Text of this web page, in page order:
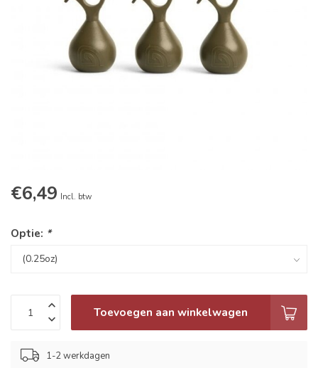
€6,49 Incl. btw
Optie: *
Toevoegen aan winkelwagen
1-2 werkdagen